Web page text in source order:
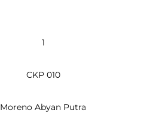
1
CKP 010
Moreno Abyan Putra